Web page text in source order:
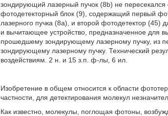
зондирующий лазерный пучок (8b) не
фотодетекторный блок (9), содержащий первый
лазерного пучка (8а), и второй фотодетектор (45)
и вычитающее устройство, предназначенное для
прошедшему зондирующему лазерному пучку, из
зондирующему лазерному пучку. Технический
воздействиям. 2 н. и 15 з.п. ф-лы, 6 ил.
Изобретение в общем относится к области
частности, для детектирования молекул
Как известно, молекулы, поглощая фотоны,